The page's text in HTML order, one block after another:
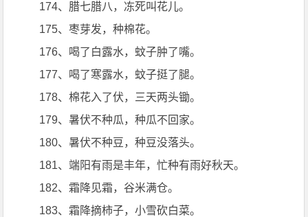
174、腊七腊八，冻死叫花儿。
175、枣芽发，种棉花。
176、喝了白露水，蚊子肿了嘴。
177、喝了寒露水，蚊子挺了腿。
178、棉花入了伏，三天两头锄。
179、暑伏不种瓜，种瓜不回家。
180、暑伏不种豆，种豆没落头。
181、端阳有雨是丰年，忙种有雨好秋天。
182、霜降见霜，谷米满仓。
183、霜降摘柿子，小雪砍白菜。